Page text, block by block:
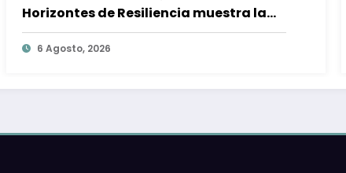
declaratorias de Áreas Naturales
Protegidas condiciona su
aprovechamiento
5 Agosto, 2026